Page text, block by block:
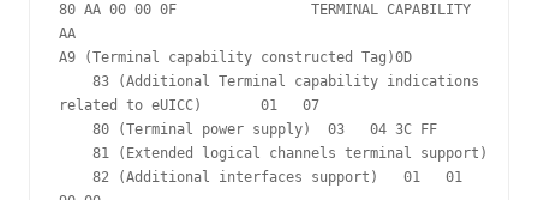
80 AA 00 00 0F                TERMINAL CAPABILITY
AA
A9 (Terminal capability constructed Tag)0D
    83 (Additional Terminal capability indications
related to eUICC)       01   07
    80 (Terminal power supply)  03   04 3C FF
    81 (Extended logical channels terminal support)   00
    82 (Additional interfaces support)   01   01